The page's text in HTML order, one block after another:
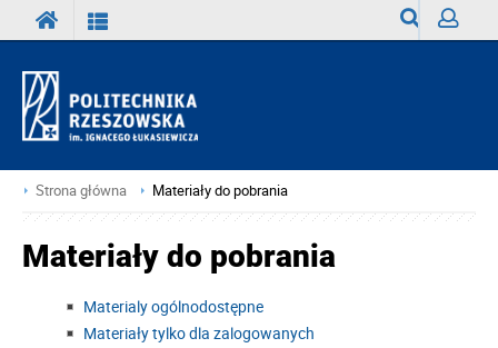
Strona główna Materiały do pobrania
Materiały do pobrania
Materialy ogólnodostępne
Materiały tylko dla zalogowanych